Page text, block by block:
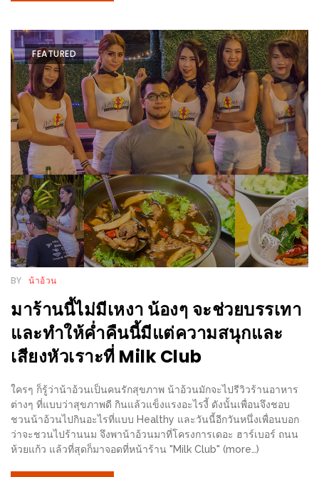
ขา
กิน
โดย
เฉพาะ
อิ่ม
ไม่
อั้น
กิน
ไม่
ยั้ง
หมู
กระทะ
ทะเล
เผา
เชียงใหม่
งบ
ไม่
บาน
ปลาย
ไม่
FEATURED
BY น้าอ้วน
มาร้านนี้ไม่มีเหงา น้องๆ จะช่วยบรรเทา
และทำให้ค่ำคืนนี้มีแต่ความสนุกและ
เสียงหัวเราะที่ Milk Club
ใครๆ ก็รู้ว่าน้าอ้วนเป็นคนรักสุขภาพ น้าอ้วนมักจะไปรีวิวร้านอาหาร
ต่างๆ ที่แบบว่าสุขภาพดี กินแล้วแข็งแรงอะไรงี้ ดังนั้นเพื่อนจึงชอบ
ชวนน้าอ้วนไปกินอะไรที่แบบ Healthy และวันนี้อีกวันหนึ่งเพื่อนบอก
ว่าจะชวนไปร้านนม จึงพาน้าอ้วนมาที่โครงการเดอะ ฮาร์เบอร์ ถนน
ห้วยแก้ว แล้วที่สุดก็มาจอดที่หน้าร้าน "Milk Club" (more…)